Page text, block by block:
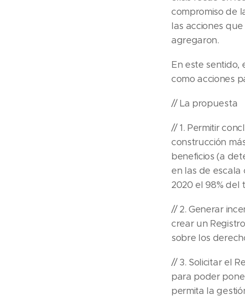
compromiso de
las acciones
agregaron.
En este sentido,
como acciones
// La propuesta
// 1. Permitir
construcción
beneficios (a
en las de escala
2020 el 98% del
// 2. Generar
crear un
sobre los
// 3. Solicitar el
para poder
permita la